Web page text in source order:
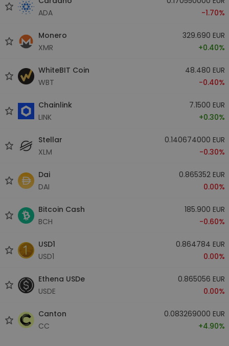
ADA
-1.70%
Monero
XMR
329.690 EUR
+0.40%
WhiteBIT Coin
WBT
48.480 EUR
-0.40%
Chainlink
LINK
7.1500 EUR
+0.30%
Stellar
XLM
0.140674000 EUR
-0.30%
Dai
DAI
0.865352 EUR
0.00%
Bitcoin Cash
BCH
185.900 EUR
-0.60%
USD1
USD1
0.864784 EUR
0.00%
Ethena USDe
USDE
0.865056 EUR
0.00%
Canton
CC
0.083269000 EUR
+4.90%